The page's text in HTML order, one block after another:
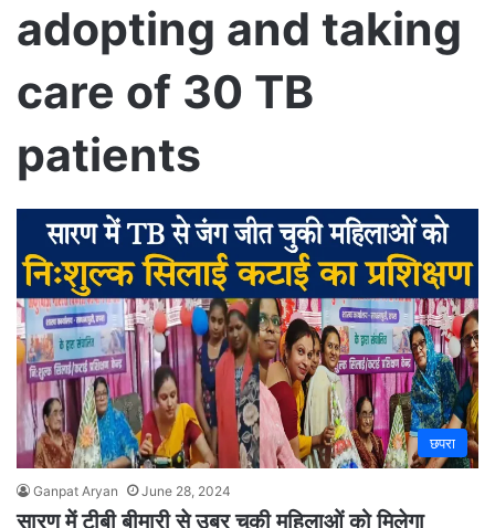
adopting and taking
care of 30 TB
patients
छपरा
Ganpat Aryan June 28, 2024
सारण में टीबी बीमारी से उबर चुकी महिलाओं को मिलेगा